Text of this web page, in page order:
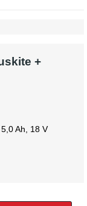
+
Ah, 18 V